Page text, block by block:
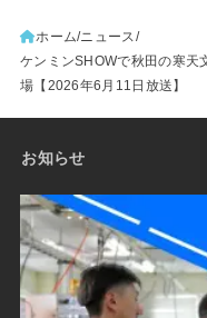
ホーム ニュース
ケンミンSHOWで秋田の寒天
場【2026年6月11日放送】
お知らせ